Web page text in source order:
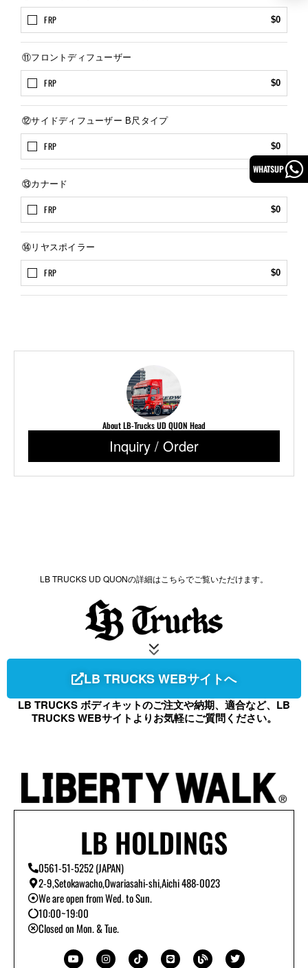
FRP $0
⑪フロントディフューザー
FRP $0
⑫サイドディフューザー B尺タイプ
FRP $0
⑬カナード
FRP $0
⑭リヤスポイラー
FRP $0
About LB-Trucks UD QUON Head
Inquiry / Order
LB TRUCKS UD QUONの詳細はこちらでご覧いただけます。
LB TRUCKS WEBサイトへ
LB TRUCKS ボディキットのご注文や納期、適合など、LB
TRUCKS WEBサイトよりお気軽にご質問ください。
LB HOLDINGS
0561-51-5252 (JAPAN)
2-9,Setokawacho,Owariasahi-shi,Aichi 488-0023
We are open from Wed. to Sun.
10:00~19:00
Closed on Mon. & Tue.
o
u
n
s
i
k
i
n
l
o
w
i
WHATSUP